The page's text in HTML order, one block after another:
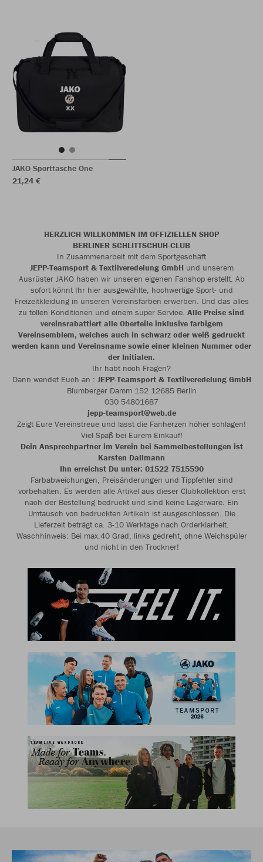
JAKO Sporttasche One
21,24 €
HERZLICH WILLKOMMEN IM OFFIZIELLEN SHOP
BERLINER SCHLITTSCHUH-CLUB
In Zusammenarbeit mit dem Sportgeschäft
JEPP-Teamsport & Textilveredelung GmbH und unserem
Ausrüster JAKO haben wir unseren eigenen Fanshop erstellt. Ab
sofort könnt Ihr hier ausgewählte, hochwertige Sport- und
Freizeitkleidung in unseren Vereinsfarben erwerben. Und das alles
zu tollen Konditionen und einem super Service. Alle Preise sind
vereinsrabattiert alle Oberteile inklusive farbigem
Vereinsemblem, welches auch in schwarz oder weiß gedruckt
werden kann und Vereinsname sowie einer kleinen Nummer oder
der Initialen.
Ihr habt noch Fragen?
Dann wendet Euch an : JEPP-Teamsport & Textilveredelung GmbH
Blumberger Damm 152 12685 Berlin
030 54801687
jepp-teamsport@web.de
Zeigt Eure Vereinstreue und lasst die Fanherzen höher schlagen!
Viel Spaß bei Eurem Einkauf!
Dein Ansprechpartner im Verein bei Sammelbestellungen ist
Karsten Dallmann
Ihn erreichst Du unter: 01522 7515590
Farbabweichungen, Preisänderungen und Tippfehler sind
vorbehalten. Es werden alle Artikel aus dieser Clubkollektion erst
nach der Bestellung bedruckt und sind keine Lagerware. Ein
Umtausch von bedruckten Artikeln ist ausgeschlossen. Die
Lieferzeit beträgt ca. 3-10 Werktage nach Orderklarheit.
Waschhinweis: Bei max.40 Grad, links gedreht, ohne Weichspüler
und nicht in den Trockner!